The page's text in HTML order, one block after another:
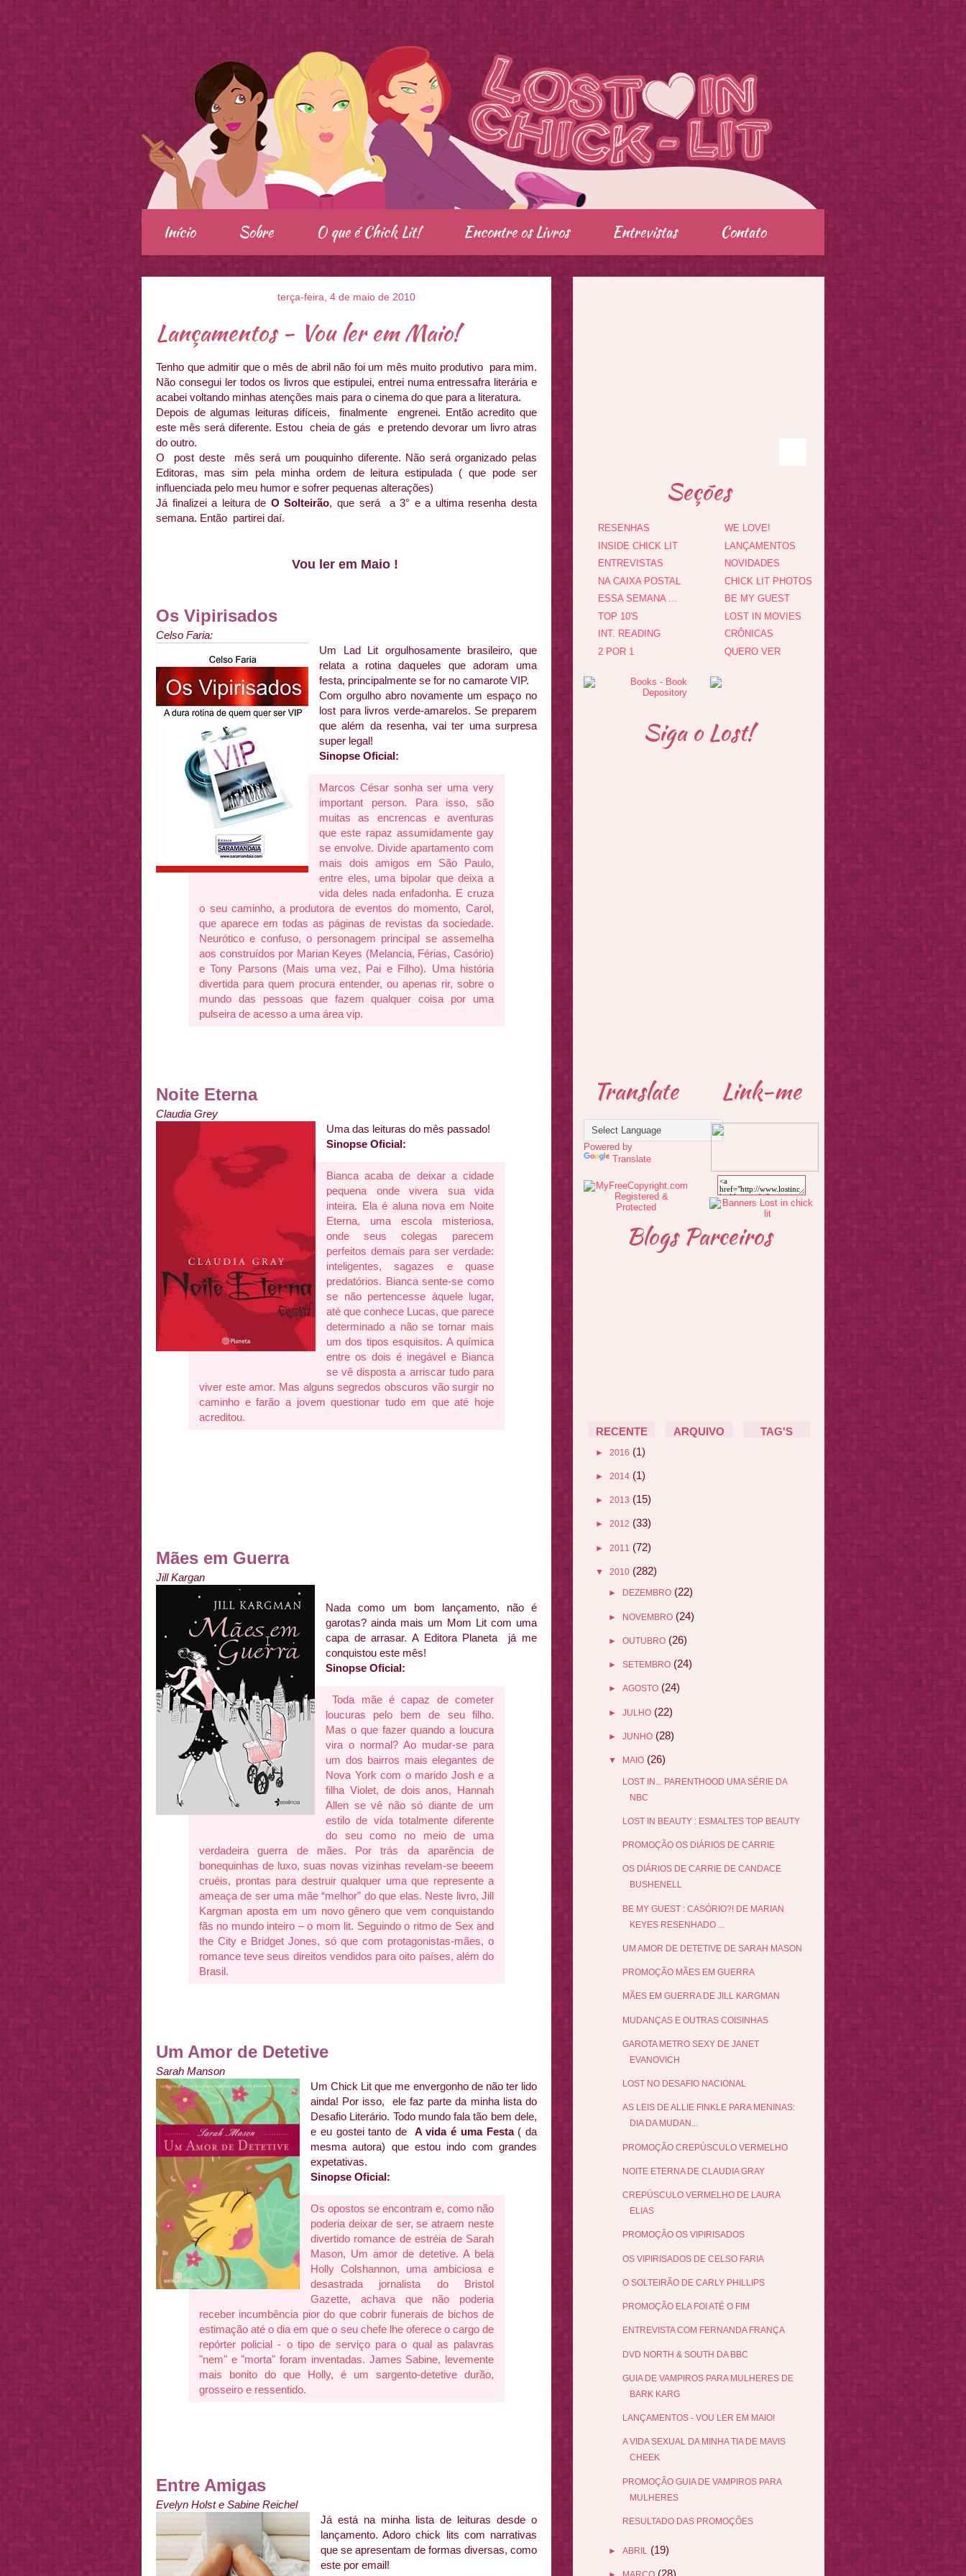
.
Início Sobre O que é Chick Lit! Encontre os Livros Entrevistas Contato
terça-feira, 4 de maio de 2010
Lançamentos - Vou ler em Maio!
Tenho que admitir que o mês de abril não foi um mês muito produtivo para mim.
Não consegui ler todos os livros que estipulei, entrei numa entressafra literária e
acabei voltando minhas atenções mais para o cinema do que para a literatura.
Depois de algumas leituras difíceis, finalmente engrenei. Então acredito que
este mês será diferente. Estou cheia de gás e pretendo devorar um livro atras
do outro.
O post deste mês será um pouquinho diferente. Não será organizado pelas
Editoras, mas sim pela minha ordem de leitura estipulada ( que pode ser
influenciada pelo meu humor e sofrer pequenas alterações)
Já finalizei a leitura de O Solteirão, que será a 3° e a ultima resenha desta
semana. Então partirei daí.
Vou ler em Maio !
Os Vipirisados
Celso Faria:
Um Lad Lit orgulhosamente brasileiro, que
relata a rotina daqueles que adoram uma
festa, principalmente se for no camarote VIP.
Com orgulho abro novamente um espaço no
lost para livros verde-amarelos. Se preparem
que além da resenha, vai ter uma surpresa
super legal!
Sinopse Oficial:
Marcos César sonha ser uma very
important person. Para isso, são
muitas as encrencas e aventuras
que este rapaz assumidamente gay
se envolve. Divide apartamento com
mais dois amigos em São Paulo,
entre eles, uma bipolar que deixa a
vida deles nada enfadonha. E cruza
o seu caminho, a produtora de eventos do momento, Carol,
que aparece em todas as páginas de revistas da sociedade.
Neurótico e confuso, o personagem principal se assemelha
aos construídos por Marian Keyes (Melancia, Férias, Casório)
e Tony Parsons (Mais uma vez, Pai e Filho). Uma história
divertida para quem procura entender, ou apenas rir, sobre o
mundo das pessoas que fazem qualquer coisa por uma
pulseira de acesso a uma área vip.
Noite Eterna
Claudia Grey
Uma das leituras do mês passado!
Sinopse Oficial:
Bianca acaba de deixar a cidade
pequena onde vivera sua vida
inteira. Ela é aluna nova em Noite
Eterna, uma escola misteriosa,
onde seus colegas parecem
perfeitos demais para ser verdade:
inteligentes, sagazes e quase
predatórios. Bianca sente-se como
se não pertencesse àquele lugar,
até que conhece Lucas, que parece
determinado a não se tornar mais
um dos tipos esquisitos. A química
entre os dois é inegável e Bianca
se vê disposta a arriscar tudo para
viver este amor. Mas alguns segredos obscuros vão surgir no
caminho e farão a jovem questionar tudo em que até hoje
acreditou.
Mães em Guerra
Jill Kargan
Nada como um bom lançamento, não é
garotas? ainda mais um Mom Lit com uma
capa de arrasar. A Editora Planeta já me
conquistou este mês!
Sinopse Oficial:
Toda mãe é capaz de cometer
loucuras pelo bem de seu filho.
Mas o que fazer quando a loucura
vira o normal? Ao mudar-se para
um dos bairros mais elegantes de
Nova York com o marido Josh e a
filha Violet, de dois anos, Hannah
Allen se vê não só diante de um
estilo de vida totalmente diferente
do seu como no meio de uma
verdadeira guerra de mães. Por trás da aparência de
bonequinhas de luxo, suas novas vizinhas revelam-se beeem
cruéis, prontas para destruir qualquer uma que represente a
ameaça de ser uma mãe “melhor” do que elas. Neste livro, Jill
Kargman aposta em um novo gênero que vem conquistando
fãs no mundo inteiro – o mom lit. Seguindo o ritmo de Sex and
the City e Bridget Jones, só que com protagonistas-mães, o
romance teve seus direitos vendidos para oito países, além do
Brasil.
Um Amor de Detetive
Sarah Manson
Um Chick Lit que me envergonho de não ter lido
ainda! Por isso, ele faz parte da minha lista do
Desafio Literário. Todo mundo fala tão bem dele,
e eu gostei tanto de
A vida é uma Festa( da
mesma autora) que estou indo com grandes
expetativas.
Sinopse Oficial:
Os opostos se encontram e, como não
poderia deixar de ser, se atraem neste
divertido romance de estréia de Sarah
Mason, Um amor de detetive. A bela
Holly Colshannon, uma ambiciosa e
desastrada jornalista do Bristol
Gazette, achava que não poderia
receber incumbência pior do que cobrir funerais de bichos de
estimação até o dia em que o seu chefe lhe oferece o cargo de
repórter policial - o tipo de serviço para o qual as palavras
"nem" e "morta" foram inventadas. James Sabine, levemente
mais bonito do que Holly, é um sargento-detetive durão,
grosseiro e ressentido.
Entre Amigas
Evelyn Holst e Sabine Reichel
Já está na minha lista de leituras desde o
lançamento. Adoro chick lits com narrativas
que se apresentam de formas diversas, como
este por email!
Seções
RESENHAS
INSIDE CHICK LIT
ENTREVISTAS
NA CAIXA POSTAL
ESSA SEMANA ...
TOP 10'S
INT. READING
2 POR 1
WE LOVE!
LANÇAMENTOS
NOVIDADES
CHICK LIT PHOTOS
BE MY GUEST
LOST IN MOVIES
CRÔNICAS
QUERO VER
Siga o Lost!
Translate
Powered by
Translate
Link-me
Blogs Parceiros
RECENTE ARQUIVO TAG'S
► 2016 (1)
► 2014 (1)
► 2013 (15)
► 2012 (33)
► 2011 (72)
▼ 2010 (282)
► DEZEMBRO (22)
► NOVEMBRO (24)
► OUTUBRO (26)
► SETEMBRO (24)
► AGOSTO (24)
► JULHO (22)
► JUNHO (28)
▼ MAIO (26)
LOST IN... PARENTHOOD UMA SÉRIE DA
NBC
LOST IN BEAUTY : ESMALTES TOP BEAUTY
PROMOÇÃO OS DIÁRIOS DE CARRIE
OS DIÁRIOS DE CARRIE DE CANDACE
BUSHENELL
BE MY GUEST : CASÓRIO?! DE MARIAN
KEYES RESENHADO ...
UM AMOR DE DETETIVE DE SARAH MASON
PROMOÇÃO MÃES EM GUERRA
MÃES EM GUERRA DE JILL KARGMAN
MUDANÇAS E OUTRAS COISINHAS
GAROTA METRO SEXY DE JANET
EVANOVICH
LOST NO DESAFIO NACIONAL
AS LEIS DE ALLIE FINKLE PARA MENINAS:
DIA DA MUDAN...
PROMOÇÃO CREPÚSCULO VERMELHO
NOITE ETERNA DE CLAUDIA GRAY
CREPÚSCULO VERMELHO DE LAURA
ELIAS
PROMOÇÃO OS VIPIRISADOS
OS VIPIRISADOS DE CELSO FARIA
O SOLTEIRÃO DE CARLY PHILLIPS
PROMOÇÃO ELA FOI ATÉ O FIM
ENTREVISTA COM FERNANDA FRANÇA
DVD NORTH & SOUTH DA BBC
GUIA DE VAMPIROS PARA MULHERES DE
BARK KARG
LANÇAMENTOS - VOU LER EM MAIO!
A VIDA SEXUAL DA MINHA TIA DE MAVIS
CHEEK
PROMOÇÃO GUIA DE VAMPIROS PARA
MULHERES
RESULTADO DAS PROMOÇÕES
► ABRIL (19)
(28)